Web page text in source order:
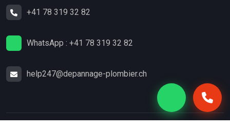
+41 78 319 32 82
WhatsApp : +41 78 319 32 82
help247@depannage-plombier.ch